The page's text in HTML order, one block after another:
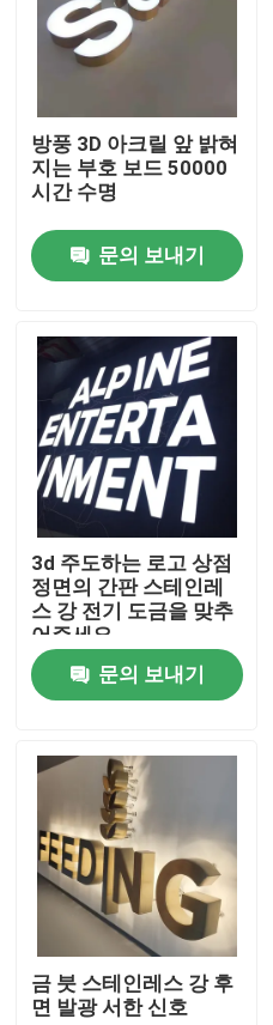
제품
우리에 대하여
공장 여행
품질 관리
인용문을 요구하세요
3d 서한 신호
채널 레터 신호
백리트 서한 신호
방풍 3D 아크릴 앞 밝혀
지는 부호 보드 50000
시간 수명
문의 보내기
3d 주도하는 로고 상점
정면의 간판 스테인레
스 강 전기 도금을 맞추
어주세요
문의 보내기
금 붓 스테인레스 강 후
면 발광 서한 신호